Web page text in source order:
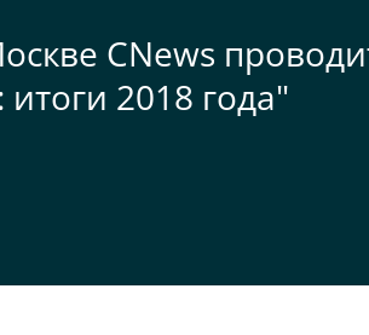
CNews
2018 года"